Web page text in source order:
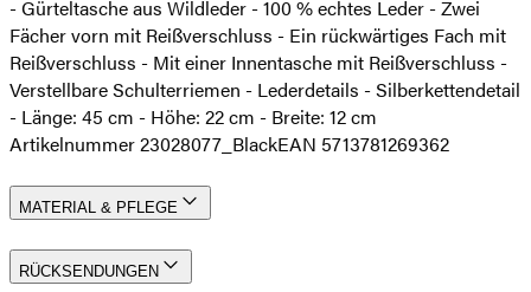
- Gürteltasche aus Wildleder - 100 % echtes Leder - Zwei
Fächer vorn mit Reißverschluss - Ein rückwärtiges Fach mit
Reißverschluss - Mit einer Innentasche mit Reißverschluss -
Verstellbare Schulterriemen - Lederdetails - Silberkettendetail
- Länge: 45 cm - Höhe: 22 cm - Breite: 12 cm
Artikelnummer 23028077_BlackEAN 5713781269362
MATERIAL & PFLEGE
RÜCKSENDUNGEN